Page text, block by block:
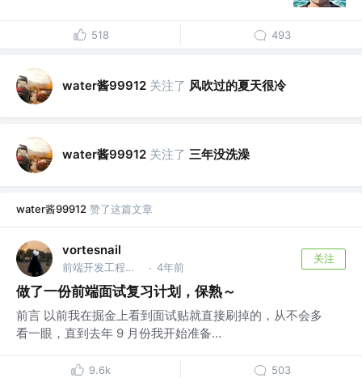
518 493
water酱99912 关注了 风吹过的夏天很冷
water酱99912 关注了 三年没洗澡
water酱99912 赞了这篇文章
vortesnail
前端开发工程师 @emm · 4年前
关注
做了一份前端面试复习计划，保熟～
前言 以前我在掘金上看到面试贴就直接刷掉的，从不会多
看一眼，直到去年 9 月份我开始准备...
9.6k 503